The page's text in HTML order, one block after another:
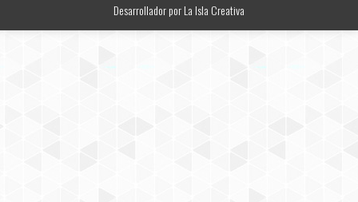
Desarrollador porLa Isla Creativa